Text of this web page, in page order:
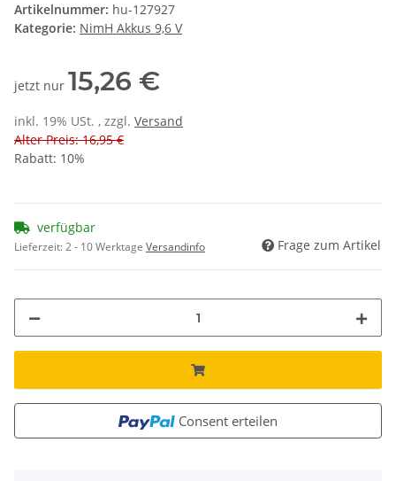
Artikelnummer: hu-127927
Kategorie: NimH Akkus 9,6 V
jetzt nur 15,26 €
inkl. 19% USt. , zzgl. Versand
Alter Preis: 16,95 €
Rabatt: 10%
verfügbar
Lieferzeit:2 - 10 Werktage Versandinfo Frage zum Artikel
Consent erteilen